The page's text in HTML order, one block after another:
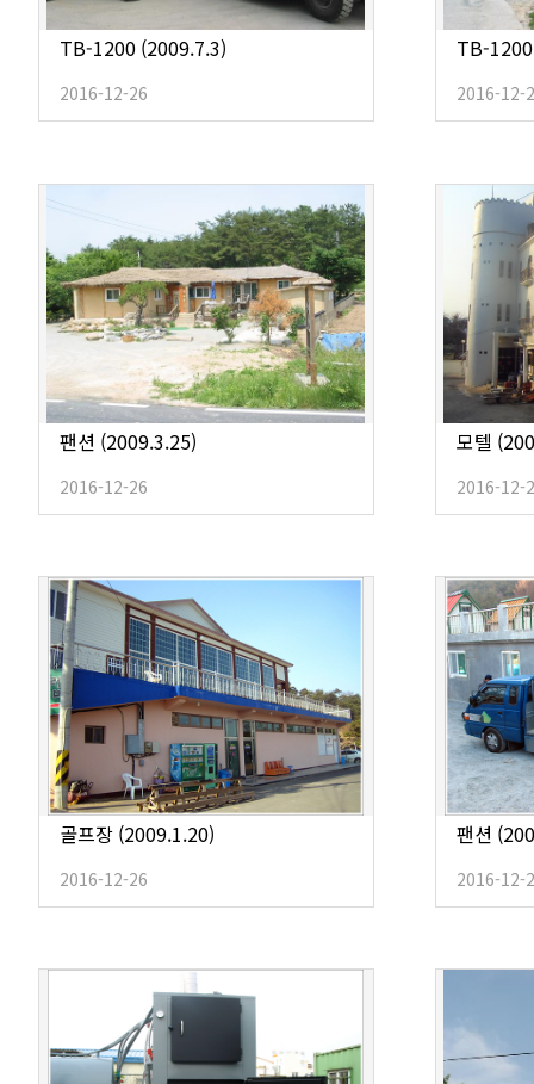
TB-1200 (2009.7.3)
2016-12-26
TB-
2016-12-
팬션 (2009.3.25)
2016-12-26
모텔
2016-12-
골프장 (2009.1.20)
2016-12-26
팬션
2016-12-